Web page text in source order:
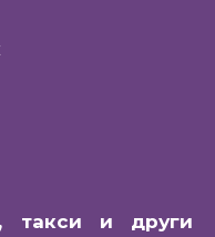
такси и други